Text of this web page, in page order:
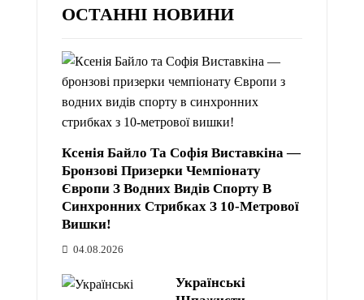
ОСТАННІ НОВИНИ
Ксенія Байло Та Софія Виставкіна —
Бронзові Призерки Чемпіонату
Європи З Водних Видів Спорту В
Синхронних Стрибках З 10-Метрової
Вишки!
04.08.2026
Українські